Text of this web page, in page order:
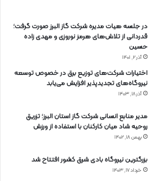
در جلسه هیات مدیره شرکت گاز البرز صورت گرفت؛
قدردانی از تلاش‌های هرمز نوروزی و مهدی زاده
حسین
آذر ۲, ۱۴۰۱
اختیارات شرکت‌های توزیع برق در خصوص توسعه
نیروگاه‌های تجدیدپذیر افزایش می‌یابد
آذر ۱۸, ۱۴۰۳
مدیر منابع انسانی شرکت گاز استان البرز؛ تزریق
روحیه شاد میان کارکنان با استفاده از ورزش
بهمن ۱۸, ۱۴۰۲
بزرگترین نیروگاه بادی شرق کشور افتتاح شد
خرداد ۱۷, ۱۴۰۳